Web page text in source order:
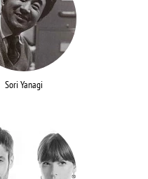
Sori Yanagi